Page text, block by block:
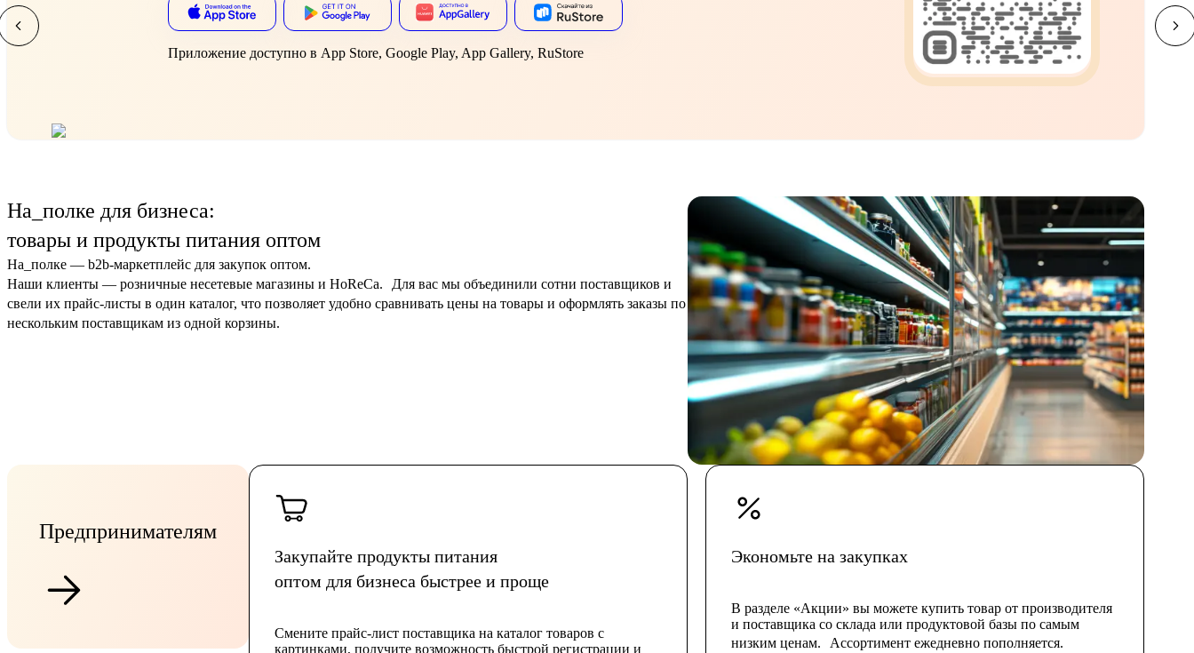
Приложение доступно в App Store, Google Play, App Gallery, RuStore
На_полке для бизнеса:
товары и продукты питания оптом
На_полке — b2b-маркетплейс для закупок оптом.
Наши клиенты — розничные несетевые магазины и HoReCa. Для вас мы объединили сотни поставщиков и
свели их прайс-листы в один каталог, что позволяет удобно сравнивать цены на товары и оформлять заказы по
нескольким поставщикам из одной корзины.
Предпринимателям
Закупайте продукты питания
оптом для бизнеса быстрее и проще
Смените прайс-лист поставщика на каталог товаров с
картинками, получите возможность быстрой регистрации и
Экономьте на закупках
В разделе «Акции» вы можете купить товар от производителя
и поставщика со склада или продуктовой базы по самым
низким ценам. Ассортимент ежедневно пополняется.